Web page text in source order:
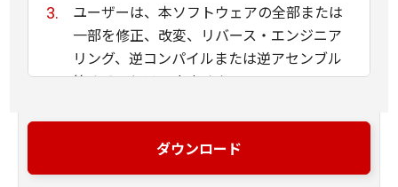
ユーザーは、本ソフトウェアの全部または
一部を修正、改変、リバース・エンジニア
リング、逆コンパイルまたは逆アセンブル
等することはできません。
ン株式会社およびキヤノンのライセンサー
は、本ソフトウェアがユーザーの特定の目
ダウンロード